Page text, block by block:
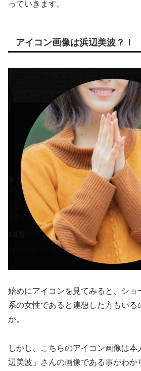
っていきます。
アイコン画像は浜辺美波？！
始めにアイコンを見てみると、ショ
系の女性であると連想した方もいる
か。
しかし、こちらのアイコン画像は
辺美波」さんの画像である事がわか